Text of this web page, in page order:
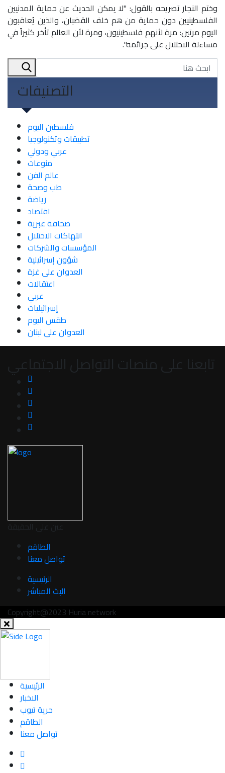
وختم النجار تصريحه بالقول: "لا يمكن الحديث عن حماية المدنيين
الفلسطينيين دون حماية من هم خلف القضبان، والذين يُعاقبون
اليوم مرتين: مرة لأنهم فلسطينيون، ومرة لأن العالم تأخر كثيراً في
مساءلة الاحتلال على جرائمه".
التصنيفات
فلسطين اليوم
تطبيقات وتكنولوجيا
عربي ودولي
منوعات
عالم الفن
طب وصحة
رياضة
اقتصاد
صحافة عبرية
انتهاكات الاحتلال
المؤسسات والشركات
شؤون إسرائيلية
العدوان على غزة
اعتقالات
عربي
إسرائيليات
طقس اليوم
العدوان على لبنان
تابعنا على منصات التواصل الاجتماعي
عين على الحقيقة
الطاقم
تواصل معنا
الرئيسية
البث المباشر
Copyright@2023 Huria network
الرئيسية
الاخبار
حرية تيوب
الطاقم
تواصل معنا